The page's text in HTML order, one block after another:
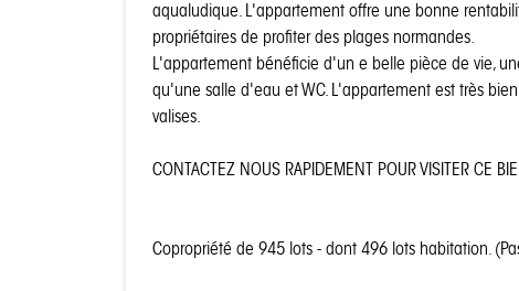
aqualudique. L'appartement offre une bonne
propriétaires de profiter des plages normandes.
L'appartement bénéficie d'un e belle pièce de vie,
qu'une salle d'eau et WC. L'appartement est très
valises.
CONTACTEZ NOUS RAPIDEMENT POUR VISITER CE
Copropriété de 945 lots - dont 496 lots habitation.